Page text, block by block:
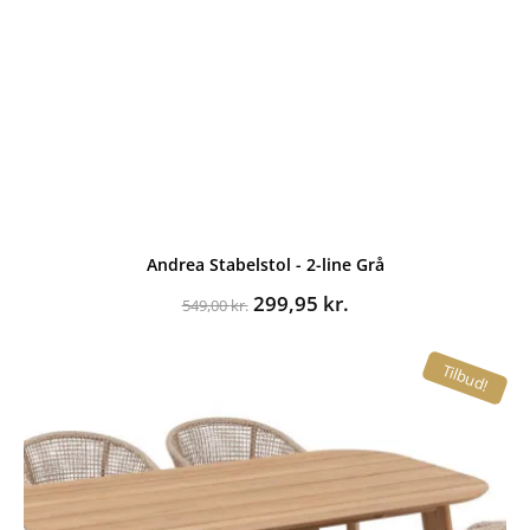
Andrea Stabelstol - 2-line Grå
549,00kr. Den
299,95 kr.Den
299,95 kr..
Tilbud!